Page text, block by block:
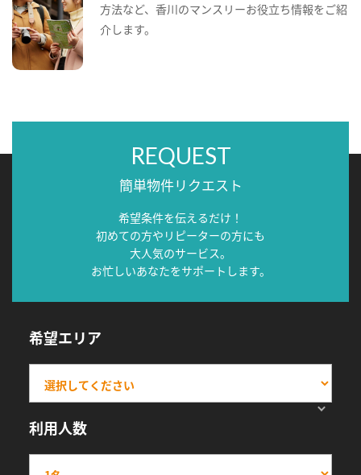
方法など、香川のマンスリーお役立ち情報をご紹
介します。
REQUEST
簡単物件リクエスト
希望条件を伝えるだけ！
初めての方やリピーターの方にも
大人気のサービス。
お忙しいあなたをサポートします。
希望エリア
利用人数